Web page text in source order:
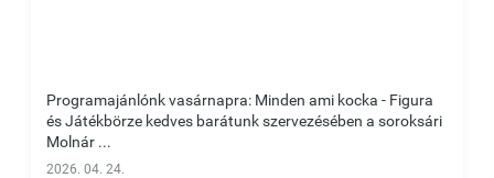
Programajánlónk vasárnapra: Minden ami kocka - Figura
és Játékbörze kedves barátunk szervezésében a soroksári
Molnár ...
2026. 04. 24.